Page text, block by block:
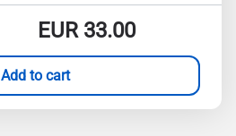
EUR33.00
Add to cart